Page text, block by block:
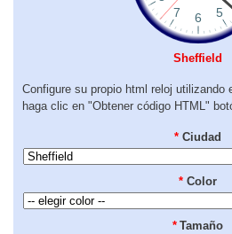
Sheffield
Configure su propio html reloj utilizando
haga clic en "Obtener código HTML"
* Ciudad
* Color
* Tamaño